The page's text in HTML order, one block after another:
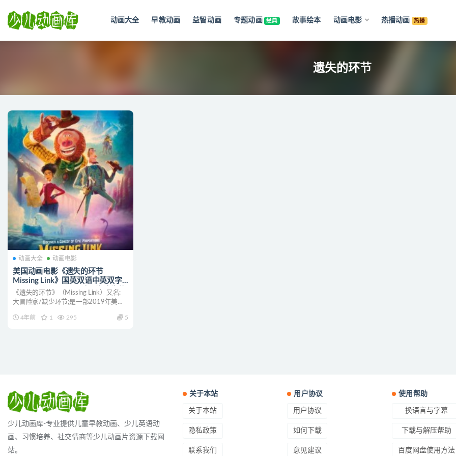
动画大全 早教动画 益智动画 专题动画 经典 故事绘本 动画电影 热播动画 热播
遗失的环节
动画大全 动画电影
美国动画电影《遗失的环节
Missing Link》国英双语中英双字
1080P/MP4/7.37G 动画片遗失的
环节下载
《遗失的环节》（Missing Link）又名:
大冒险家/缺少环节;是一部2019年美国
4年前
1 295 5
少儿动画库-专业提供儿童早教动画、少儿英语动
画、习惯培养、社交情商等少儿动画片资源下载网
站。
关于本站
关于本站
隐私政策
联系我们
用户协议
用户协议
如何下载
意见建议
使用帮助
换语言与字幕
下载与解压帮助
百度网盘使用方法